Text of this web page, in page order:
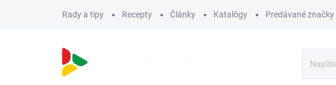
Rady a tipy Recepty Články Katalógy Predávané značky